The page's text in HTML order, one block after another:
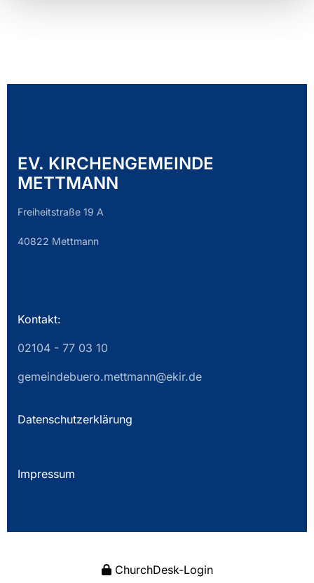
EV. KIRCHENGEMEINDE
METTMANN
Freiheitstraße 19 A
40822 Mettmann
Kontakt:
02104 - 77 03 10
gemeindebuero.mettmann@ekir.de
Datenschutzerklärung
Impressum
ChurchDesk-Login